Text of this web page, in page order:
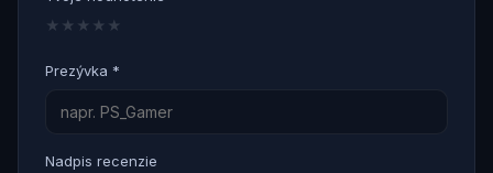
★
★
★
★
★
Prezývka *
Nadpis recenzie